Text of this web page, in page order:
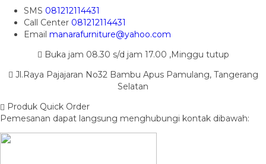
SMS 081212114431
Call Center 081212114431
Email manarafurniture@yahoo.com
Buka jam 08.30 s/d jam 17.00 ,Minggu tutup
Jl.Raya Pajajaran No32 Bambu Apus Pamulang, Tangerang
Selatan
Produk Quick Order
Pemesanan dapat langsung menghubungi kontak dibawah: